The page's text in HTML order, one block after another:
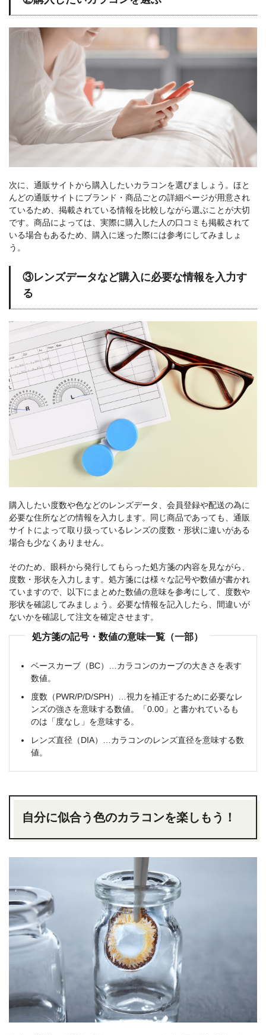
次に、通販サイトから購入したいカラコンを選びましょう。ほと
んどの通販サイトにブランド・商品ごとの詳細ページが用意され
ているため、掲載されている情報を比較しながら選ぶことが大切
です。商品によっては、実際に購入した人の口コミも掲載されて
いる場合もあるため、購入に迷った際には参考にしてみましょ
う。
③レンズデータなど購入に必要な情報を入力す
る
購入したい度数や色などのレンズデータ、会員登録や配送の為に
必要な住所などの情報を入力します。同じ商品であっても、通販
サイトによって取り扱っているレンズの度数・形状に違いがある
場合も少なくありません。
そのため、眼科から発行してもらった処方箋の内容を見ながら、
度数・形状を入力します。処方箋には様々な記号や数値が書かれ
ていますので、以下にまとめた数値の意味を参考にして、度数や
形状を確認してみましょう。必要な情報を記入したら、間違いが
ないかを確認して注文を確定させます。
処方箋の記号・数値の意味一覧（一部）
ベースカーブ（BC）…カラコンのカーブの大きさを表す
数値。
度数（PWR/P/D/SPH）…視力を補正するために必要なレ
ンズの強さを意味する数値。「0.00」と書かれているも
のは「度なし」を意味する。
レンズ直径（DIA）…カラコンのレンズ直径を意味する数
値。
自分に似合う色のカラコンを楽しもう！